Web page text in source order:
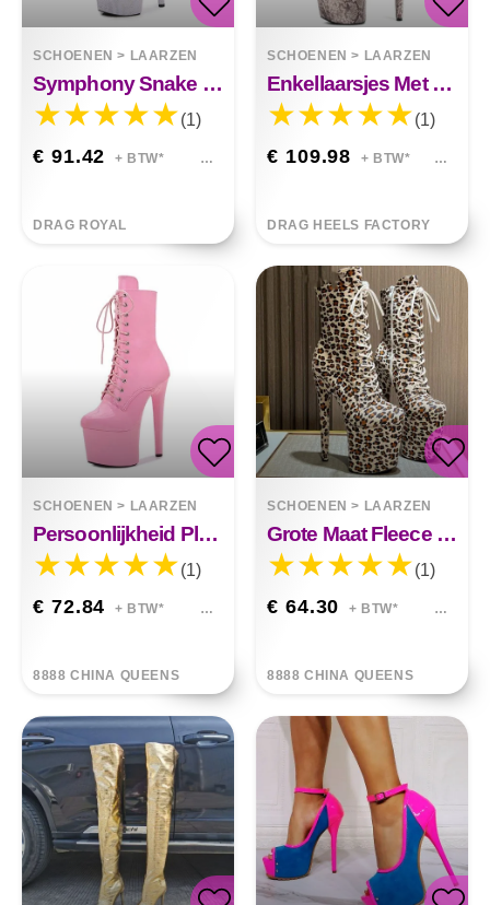
SCHOENEN > LAARZEN
Symphony Snake Pole Dance Hoge Hakken
(1)
€ 91.42 + BTW*
DRAG ROYAL
SCHOENEN > LAARZEN
Enkellaarsjes Met Superhoge Hak En Slangenprint
(1)
€ 109.98 + BTW*
DRAG HEELS FACTORY
SCHOENEN > LAARZEN
Persoonlijkheid Platform Hoge Hakken
(1)
€ 72.84 + BTW*
8888 CHINA QUEENS
SCHOENEN > LAARZEN
Grote Maat Fleece Met Hoge Hak
(1)
€ 64.30 + BTW*
8888 CHINA QUEENS